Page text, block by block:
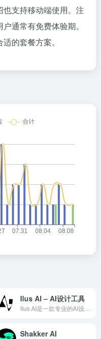
支持移动端使用。注
通常有免费体验期。
的套餐方案。
Ilus AI – AI设计工具
Shakker AI